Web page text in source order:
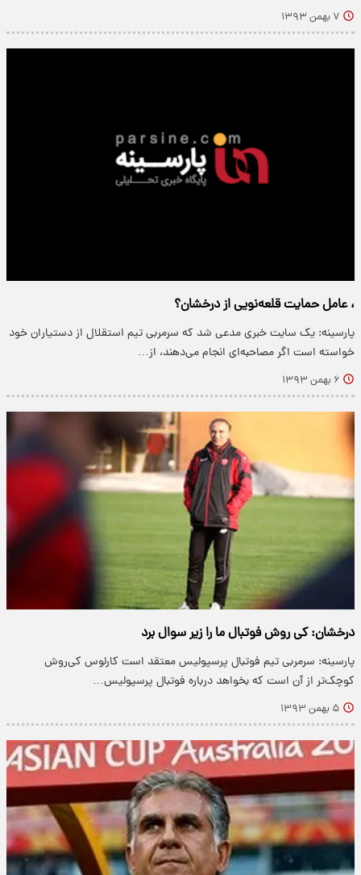
۷ بهمن ۱۳۹۳
، عامل حمایت قلعه‌نویی از درخشان؟
پارسینه: یک سایت خبری مدعی شد که سرمربی تیم استقلال از دستیاران خود
خواسته است اگر مصاحبه‌ای انجام می‌دهند، از…
۶ بهمن ۱۳۹۳
درخشان: کی روش فوتبال ما را زیر سوال برد
پارسینه: سرمربی تیم فوتبال پرسپولیس معتقد است کارلوس کی‌روش
کوچک‌تر از آن است که بخواهد درباره فوتبال پرسپولیس…
۵ بهمن ۱۳۹۳